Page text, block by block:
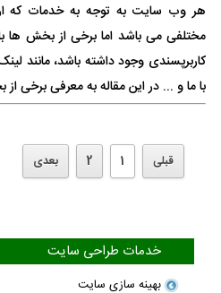
هر وب سایت به توجه به خدمات که
مختلفی می باشد اما برخی از بخش ها
کاربرپسندی وجود داشته باشد، مانند
با ما و ... در این مقاله به معرفی برخی از
قبلی 1
2 بعدی
خدمات طراحی سایت
بهینه سازی سایت